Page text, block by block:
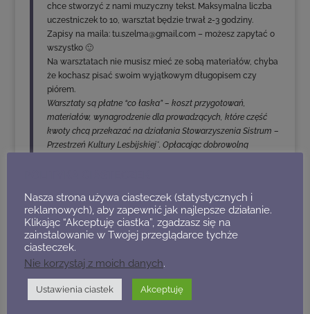
chce stworzyć z nami muzyczny tekst. Maksymalna liczba
uczestniczek to 10, warsztat będzie trwał 2-3 godziny.
Zapisy na maila: tu.szelma@gmail.com – możesz zapytać o
wszystko 🙂
Na warsztatach nie musisz mieć ze sobą materiałów, chyba
że kochasz pisać swoim wyjątkowym długopisem czy
piórem.
Warsztaty są płatne “co łaska” – koszt przygotowań,
materiałów, wynagrodzenie dla prowadzących, które część
kwoty chcą przekazać na działania Stowarzyszenia Sistrum –
Przestrzeń Kultury Lesbijskiej*. Opłacając dobrowolną
Nasza strona używa ciasteczek (statystycznych i
reklamowych), aby zapewnić jak najlepsze działanie.
Klikając “Akceptuję ciastka”, zgadzasz się na
zainstalowanie w Twojej przeglądarce tychże
ciasteczek.
Nie korzystaj z moich danych.
Ustawienia ciastek Akceptuję